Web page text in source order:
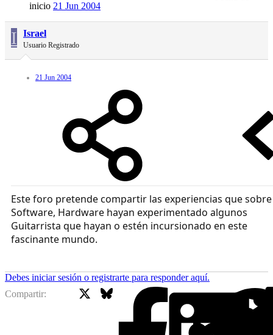
inicio 21 Jun 2004
I Israel
Usuario Registrado
21 Jun 2004
Este foro pretende compartir las experiencias que sobre
Software, Hardware hayan experimentado algunos
Guitarrista que hayan o estén incursionado en este
fascinante mundo.
Debes iniciar sesión o registrarte para responder aquí.
Compartir:
Facebook
Bluesky